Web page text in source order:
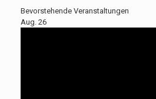
Bevorstehende Veranstaltungen
Aug. 26